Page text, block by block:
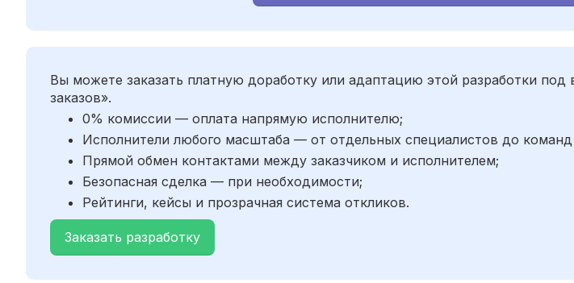
Вы можете заказать платную доработку или адаптацию этой разработки
заказов».
0% комиссии — оплата напрямую исполнителю;
Исполнители любого масштаба — от отдельных специалистов до
Прямой обмен контактами между заказчиком и исполнителем;
Безопасная сделка — при необходимости;
Рейтинги, кейсы и прозрачная система откликов.
Заказать разработку